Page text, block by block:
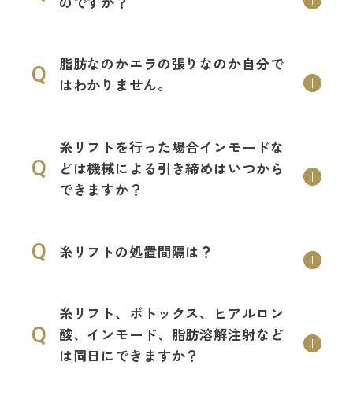
Q
脂肪なのかエラの張りなのか自分で
はわかりません。
Q
糸リフトを行った場合インモードな
どは機械による引き締めはいつから
できますか？
Q 糸リフトの処置間隔は？
Q
糸リフト、ボトックス、ヒアルロン
酸、インモード、脂肪溶解注射など
は同日にできますか？